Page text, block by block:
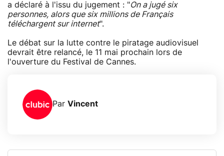
a déclaré à l'issu du jugement : "On a jugé six
personnes, alors que six millions de Français
téléchargent sur internet".
Le débat sur la lutte contre le piratage audiovisuel
devrait être relancé, le 11 mai prochain lors de
l'ouverture du Festival de Cannes.
Par Vincent